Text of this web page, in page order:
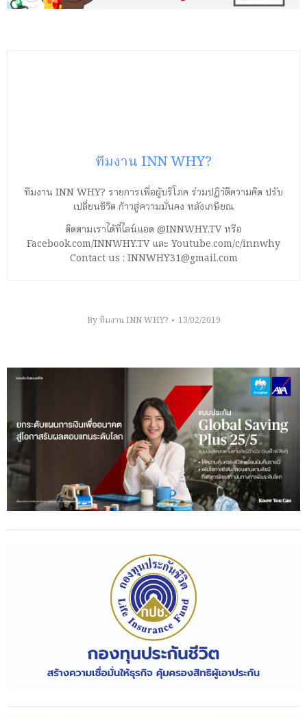
ทีมงาน INN WHY?
ทีมงาน INN WHY? รายการเพื่อผู้บริโภค ร่วมปฏิวัติความคิด ปรับ
เปลี่ยนชีวิต ก้าวสู่ความมั่นคง หลังเกษียณ
ติดตามเราได้ที่ไลน์แอด @INNWHY.TV หรือ
Facebook.com/INNWHY.TV และ Youtube.com/c/innwhy
Contact us : INNWHY31@gmail.com
Byทีมงาน INN WHY? 13/02/2019